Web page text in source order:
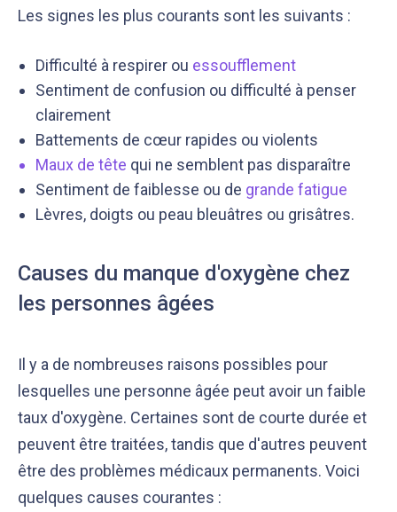
Les signes les plus courants sont les suivants :
Difficulté à respirer ou essoufflement
Sentiment de confusion ou difficulté à penser
clairement
Battements de cœur rapides ou violents
Maux de tête qui ne semblent pas disparaître
Sentiment de faiblesse ou de grande fatigue
Lèvres, doigts ou peau bleuâtres ou grisâtres.
Causes du manque d'oxygène chez
les personnes âgées
Il y a de nombreuses raisons possibles pour
lesquelles une personne âgée peut avoir un faible
taux d'oxygène. Certaines sont de courte durée et
peuvent être traitées, tandis que d'autres peuvent
être des problèmes médicaux permanents. Voici
quelques causes courantes :